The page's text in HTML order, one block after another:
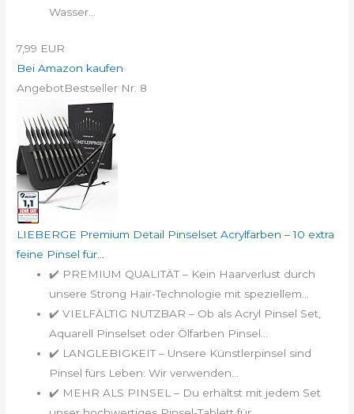
Wasser...
7,99 EUR
Bei Amazon kaufen
AngebotBestseller Nr. 8
LIEBERGE Premium Detail Pinselset Acrylfarben – 10 extra
feine Pinsel für...
✔️ PREMIUM QUALITÄT – Kein Haarverlust durch
unsere Strong Hair-Technologie mit speziellem...
✔️ VIELFÄLTIG NUTZBAR – Ob als Acryl Pinsel Set,
Aquarell Pinselset oder Ölfarben Pinsel...
✔️ LANGLEBIGKEIT – Unsere Künstlerpinsel sind
Pinsel fürs Leben: Wir verwenden...
✔️ MEHR ALS PINSEL – Du erhältst mit jedem Set